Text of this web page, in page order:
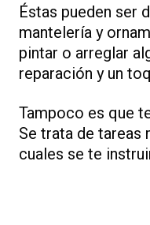
Éstas pueden ser
mantelería y
pintar o arreglar
reparación y un
Tampoco es que
Se trata de tareas
cuales se te